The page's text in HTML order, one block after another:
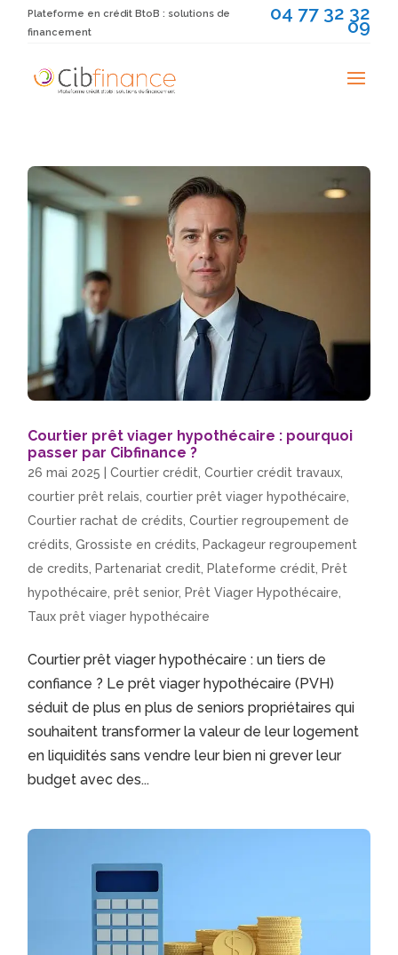
Plateforme en crédit BtoB : solutions de
financement
04 77 32 32
09
Courtier prêt viager hypothécaire : pourquoi
passer par Cibfinance ?
26 mai 2025 |Courtier crédit ,Courtier crédit travaux
courtier prêt relais ,courtier prêt viager hypothécaire
Courtier rachat de crédits ,Courtier regroupement de
crédits ,Grossiste en crédits
Packageur regroupement
de credits
Partenariat credit Plateforme crédit
Prêt
hypothécaire ,prêt senior, Prêt Viager Hypothécaire
Taux prêt viager hypothécaire
Courtier prêt viager hypothécaire : un tiers de
confiance ? Le prêt viager hypothécaire (PVH)
séduit de plus en plus de seniors propriétaires qui
souhaitent transformer la valeur de leur logement
en liquidités sans vendre leur bien ni grever leur
budget avec des...